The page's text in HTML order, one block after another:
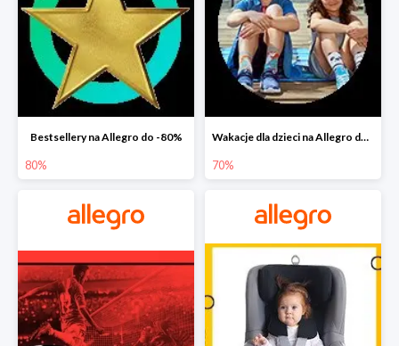
Bestsellery na Allegro do -80%
80%
Wakacje dla dzieci na Allegro do -70%
70%